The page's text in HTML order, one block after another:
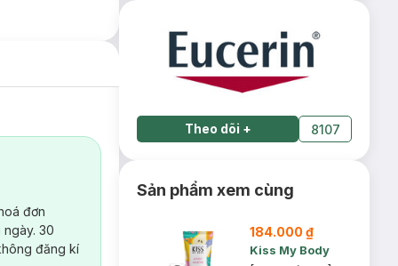
đơn
30
đăng kí
Theo dõi + 8107
Sản phẩm xem cùng
184.000 ₫
Kiss My Body